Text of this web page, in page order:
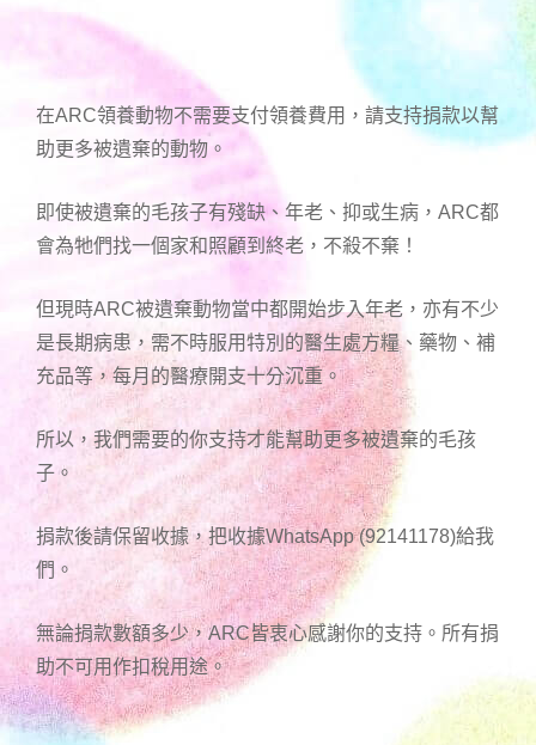
在ARC領養動物不需要支付領養費用，請支持捐款以幫
助更多被遺棄的動物。
即使被遺棄的毛孩子有殘缺、年老、抑或生病，ARC都
會為牠們找一個家和照顧到終老，不殺不棄！
但現時ARC被遺棄動物當中都開始步入年老，亦有不少
是長期病患，需不時服用特別的醫生處方糧、藥物、補
充品等，每月的醫療開支十分沉重。
所以，我們需要的你支持才能幫助更多被遺棄的毛孩
子。
捐款後請保留收據，把收據WhatsApp (92141178)給我
們。
無論捐款數額多少，ARC皆衷心感謝你的支持。所有捐
助不可用作扣稅用途。